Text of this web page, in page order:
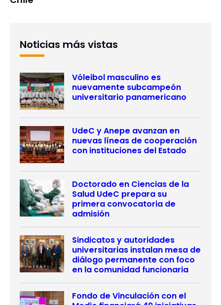
Noticias más vistas
Vóleibol masculino es
nuevamente subcampeón
universitario panamericano
UdeC y Anepe avanzan en
nuevas líneas de cooperación
con instituciones del Estado
Doctorado en Ciencias de la
Salud UdeC prepara su
primera convocatoria de
admisión
Sindicatos y autoridades
universitarias instalan mesa de
diálogo permanente con foco
en la comunidad funcionaria
Fondo de Vinculación con el